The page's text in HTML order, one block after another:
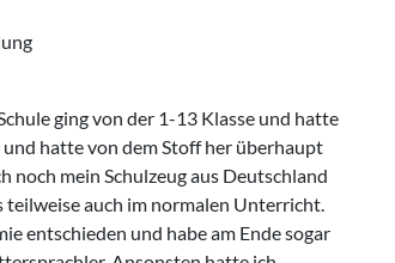
ging von der 1-13 Klasse und hatte
und hatte von dem Stoff her überhaupt
noch mein Schulzeug aus Deutschland
teilweise auch im normalen Unterricht.
entschieden und habe am Ende sogar